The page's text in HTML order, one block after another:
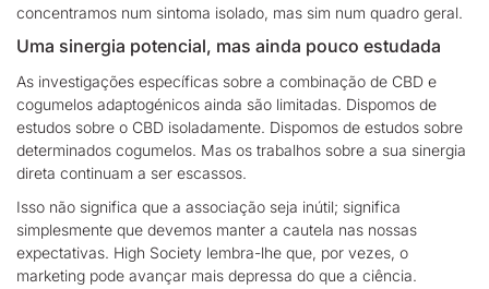
concentramos num sintoma isolado, mas sim num quadro geral.
Uma sinergia potencial, mas ainda pouco estudada
As investigações específicas sobre a combinação de CBD e
cogumelos adaptogénicos ainda são limitadas. Dispomos de
estudos sobre o CBD isoladamente. Dispomos de estudos sobre
determinados cogumelos. Mas os trabalhos sobre a sua sinergia
direta continuam a ser escassos.
Isso não significa que a associação seja inútil; significa
simplesmente que devemos manter a cautela nas nossas
expectativas. High Society lembra-lhe que, por vezes, o
marketing pode avançar mais depressa do que a ciência.